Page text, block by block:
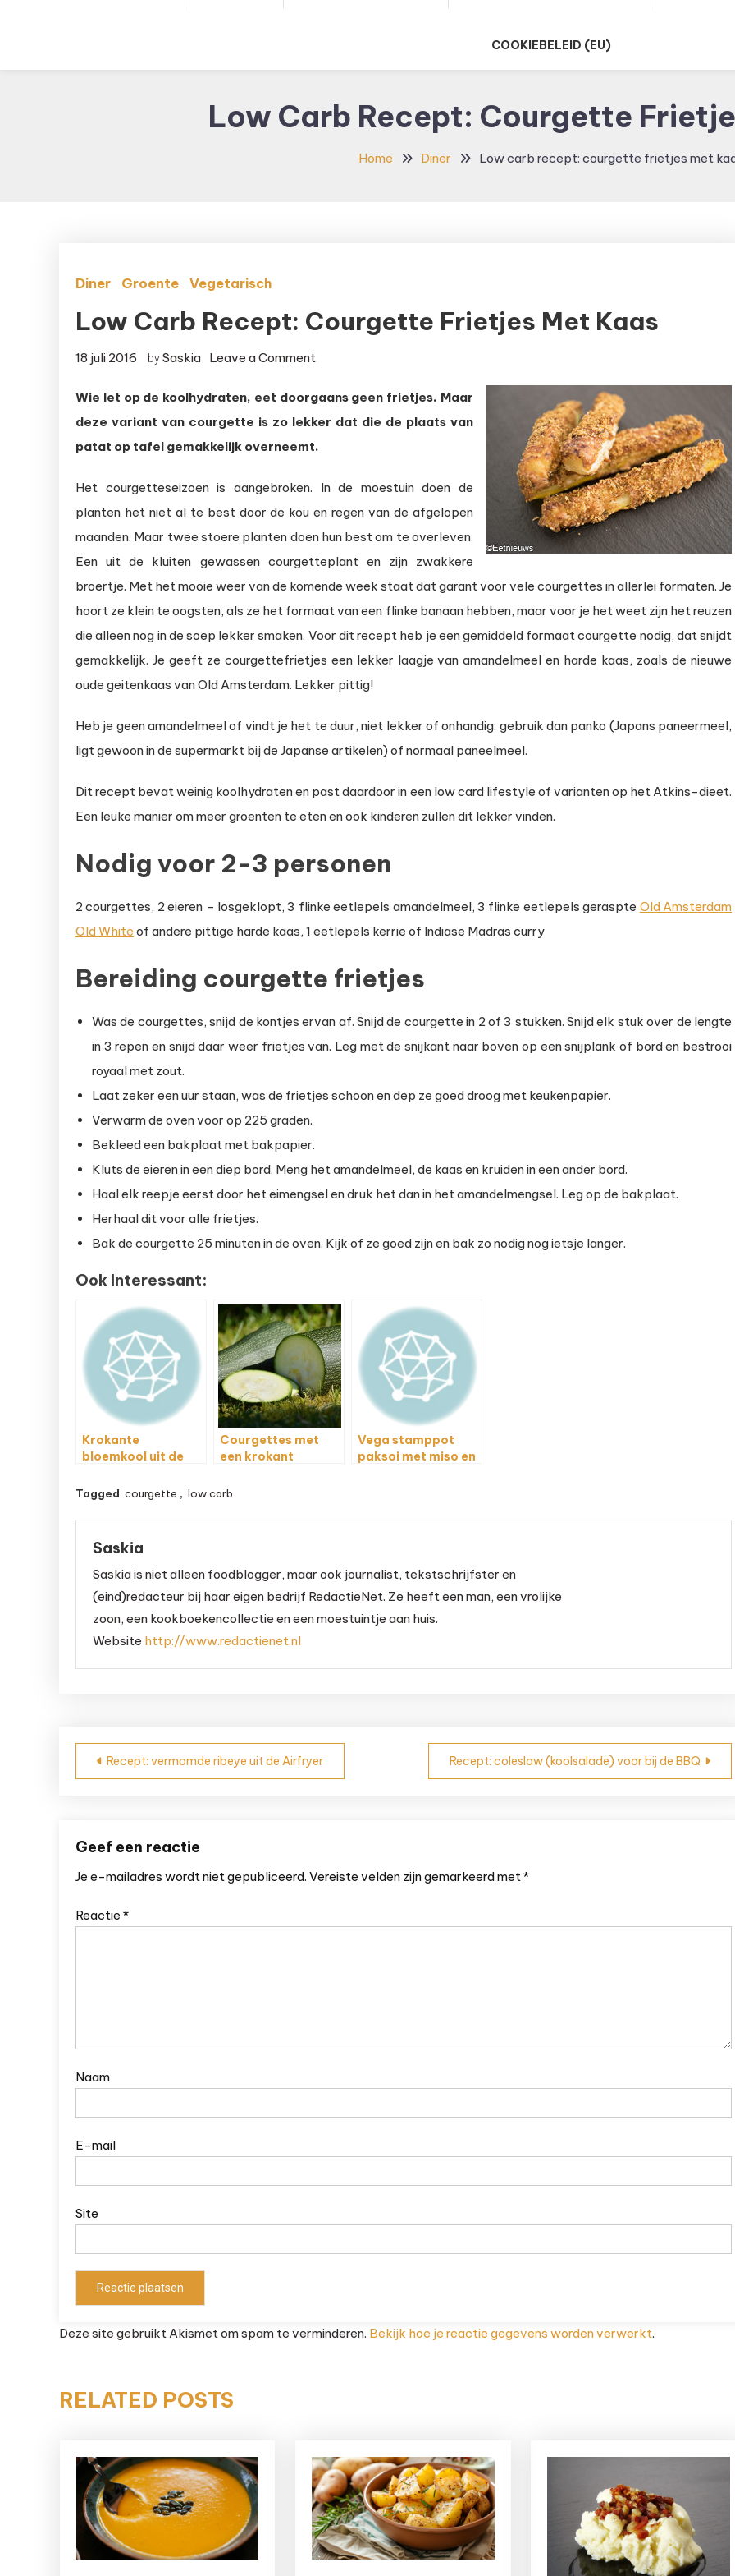
COOKIEBELEID (EU)
Low Carb Recept: Courgette
Home Diner Low carb recept: courgette frietjes met
Diner Groente Vegetarisch
Low Carb Recept: Courgette Frietjes Met Kaas
18 juli 2016 bySaskia Leave a Comment
carb
recept:
courgette
met
kaas
Wie let op de koolhydraten, eet doorgaans geen frietjes. Maar
deze variant van courgette is zo lekker dat die de plaats van
patat op tafel gemakkelijk overneemt.
Het courgetteseizoen is aangebroken. In de moestuin doen de
planten het niet al te best door de kou en regen van de afgelopen
maanden. Maar twee stoere planten doen hun best om te overleven.
Een uit de kluiten gewassen courgetteplant en zijn zwakkere
broertje. Met het mooie weer van de komende week staat dat garant voor vele courgettes in allerlei formaten. Je
hoort ze klein te oogsten, als ze het formaat van een flinke banaan hebben, maar voor je het weet zijn het reuzen
die alleen nog in de soep lekker smaken. Voor dit recept heb je een gemiddeld formaat courgette nodig, dat snijdt
gemakkelijk. Je geeft ze courgettefrietjes een lekker laagje van amandelmeel en harde kaas, zoals de nieuwe
oude geitenkaas van Old Amsterdam. Lekker pittig!
Heb je geen amandelmeel of vindt je het te duur, niet lekker of onhandig: gebruik dan panko (Japans paneermeel,
ligt gewoon in de supermarkt bij de Japanse artikelen) of normaal paneelmeel.
Dit recept bevat weinig koolhydraten en past daardoor in een low card lifestyle of varianten op het Atkins-dieet.
Een leuke manier om meer groenten te eten en ook kinderen zullen dit lekker vinden.
Nodig voor 2-3 personen
2 courgettes, 2 eieren – losgeklopt, 3 flinke eetlepels amandelmeel, 3 flinke eetlepels geraspte Old Amsterdam
Old White of andere pittige harde kaas, 1 eetlepels kerrie of Indiase Madras curry
Bereiding courgette frietjes
Was de courgettes, snijd de kontjes ervan af. Snijd de courgette in 2 of 3 stukken. Snijd elk stuk over de lengte
in 3 repen en snijd daar weer frietjes van. Leg met de snijkant naar boven op een snijplank of bord en bestrooi
royaal met zout.
Laat zeker een uur staan, was de frietjes schoon en dep ze goed droog met keukenpapier.
Verwarm de oven voor op 225 graden.
Bekleed een bakplaat met bakpapier.
Kluts de eieren in een diep bord. Meng het amandelmeel, de kaas en kruiden in een ander bord.
Haal elk reepje eerst door het eimengsel en druk het dan in het amandelmengsel. Leg op de bakplaat.
Herhaal dit voor alle frietjes.
Bak de courgette 25 minuten in de oven. Kijk of ze goed zijn en bak zo nodig nog ietsje langer.
Ook Interessant:
Krokante
bloemkool uit de
Courgettes met
een krokant
Vega stamppot
paksoi met miso en
Tagged courgette , low carb
Saskia
Saskia is niet alleen foodblogger, maar ook journalist, tekstschrijfster en
(eind)redacteur bij haar eigen bedrijf RedactieNet. Ze heeft een man, een vrolijke
zoon, een kookboekencollectie en een moestuintje aan huis.
Website http://www.redactienet.nl
Bericht
Recept: vermomde ribeye uit de Airfryer Recept: coleslaw (koolsalade) voor bij de BBQ
Geef een reactie
Je e-mailadres wordt niet gepubliceerd. Vereiste velden zijn gemarkeerd met*
Reactie *
Naam
E-mail
Site
Deze site gebruikt Akismet om spam te verminderen. Bekijk hoe je reactie gegevens worden verwerkt.
RELATED POSTS